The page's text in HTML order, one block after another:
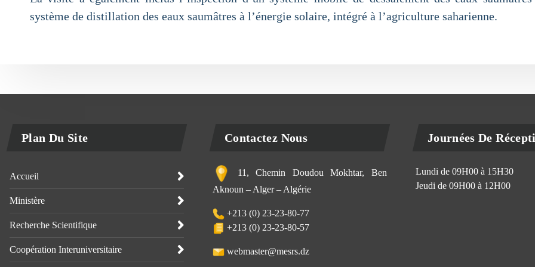
système de distillation des eaux saumâtres à l’énergie solaire, intégré à l’agriculture saharienne.
Plan Du Site
Accueil
Ministère
Recherche Scientifique
Coopération Interuniversitaire
Contactez Nous
11, Chemin Doudou Mokhtar, Ben
Aknoun – Alger – Algérie
+213 (0) 23-23-80-77
+213 (0) 23-23-80-57
webmaster@mesrs.dz
Journées De
Lundi de 09H00 à 15H30
Jeudi de 09H00 à 12H00